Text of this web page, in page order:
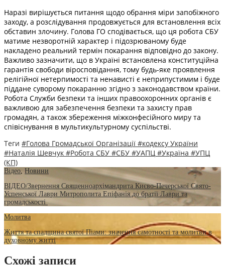
Наразі вирішується питання щодо обрання міри запобіжного
заходу, а розслідування продовжується для встановлення всіх
обставин злочину. Голова ГО сподівається, що ця робота СБУ
матиме незворотній характер і підозрюваному буде
накладено реальний термін покарання відповідно до закону.
Важливо зазначити, що в Україні встановлена конституційна
гарантія свободи віросповідання, тому будь-яке проявлення
релігійної нетерпимості та ненависті є неприпустимим і буде
піддане суворому покаранню згідно з законодавством країни.
Робота Служби безпеки та інших правоохоронних органів є
важливою для забезпечення безпеки та захисту прав
громадян, а також збереження міжконфесійного миру та
співіснування в мультикультурному суспільстві.
Теги #Голова Громадської Організації #кодексу України
#Наталія Шевчук #Робота СБУ #СБУ #УАПЦ #Україна #УПЦ
(КП)
Відео Новини
ВІДЕО/Звернення Священноархімандрита Києво-Печерської Свято-
Успенської Лаври Митрополита Епіфанія до братії Лаври та
громадськості
Молитва
Життя та спадщина святої Піами: значення самотності та молитви в
духовному житті
Схожі записи